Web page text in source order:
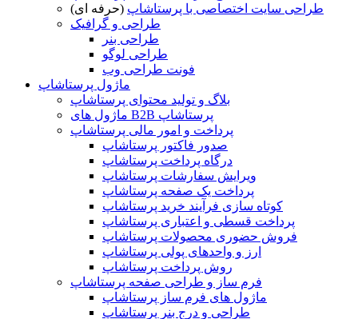
طراحی سایت اختصاصی با پرستاشاپ (حرفه ای)
طراحی و گرافیک
طراحی بنر
طراحی لوگو
فونت طراحی وب
ماژول پرستاشاپ
بلاگ و تولید محتوای پرستاشاپ
ماژول های B2B پرستاشاپ
پرداخت و امور مالی پرستاشاپ
صدور فاکتور پرستاشاپ
درگاه پرداخت پرستاشاپ
ویرایش سفارشات پرستاشاپ
پرداخت یک صفحه پرستاشاپ
کوتاه سازی فرآیند خرید پرستاشاپ
پرداخت قسطی و اعتباری پرستاشاپ
فروش حضوری محصولات پرستاشاپ
ارز و واحدهای پولی پرستاشاپ
روش پرداخت پرستاشاپ
فرم ساز و طراحی صفحه پرستاشاپ
ماژول های فرم ساز پرستاشاپ
طراحی و درج بنر پرستاشاپ